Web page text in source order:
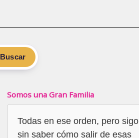
Buscar
Somos una Gran Familia
Todas en ese orden, pero sigo
sin saber cómo salir de esas